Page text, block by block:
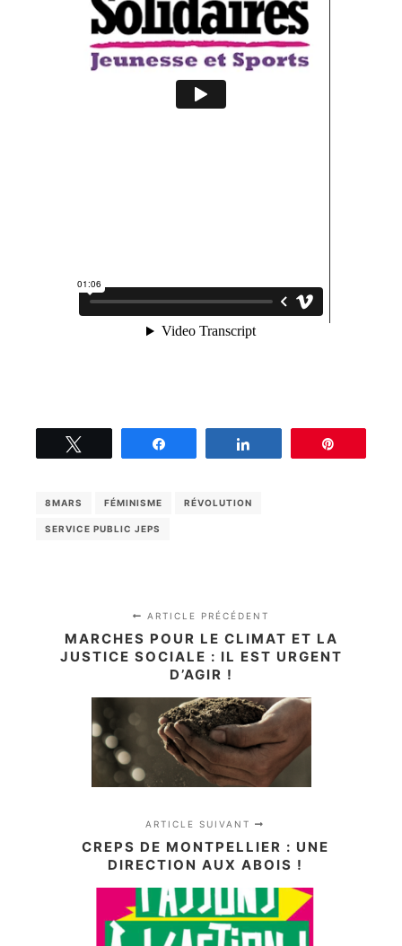
8MARS FÉMINISME RÉVOLUTION
SERVICE PUBLIC JEPS
ARTICLE PRÉCÉDENT
MARCHES POUR LE CLIMAT ET LA
JUSTICE SOCIALE : IL EST URGENT
D’AGIR !
ARTICLE SUIVANT
CREPS DE MONTPELLIER : UNE
DIRECTION AUX ABOIS !